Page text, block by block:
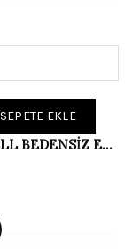
SEPETE EKLE
BLUEWELL BEDENSİZ EL BİLEK ATELİ BAŞP.DEST.SOL BD005